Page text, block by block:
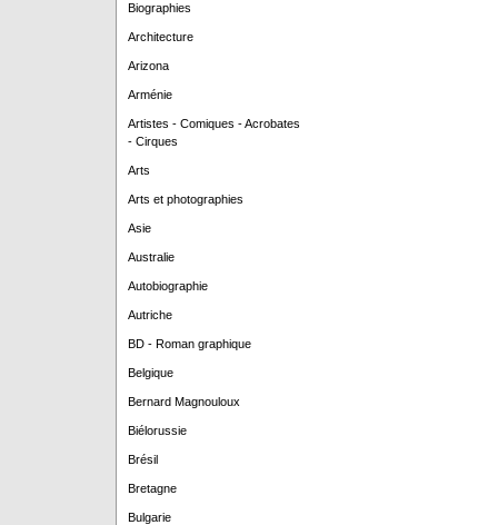
Biographies
Architecture
Arizona
Arménie
Artistes - Comiques - Acrobates
- Cirques
Arts
Arts et photographies
Asie
Australie
Autobiographie
Autriche
BD - Roman graphique
Belgique
Bernard Magnouloux
Biélorussie
Brésil
Bretagne
Bulgarie